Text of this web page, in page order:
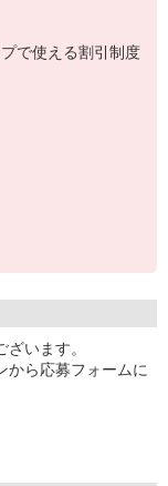
で使える割引制度
います。
から応募フォームに